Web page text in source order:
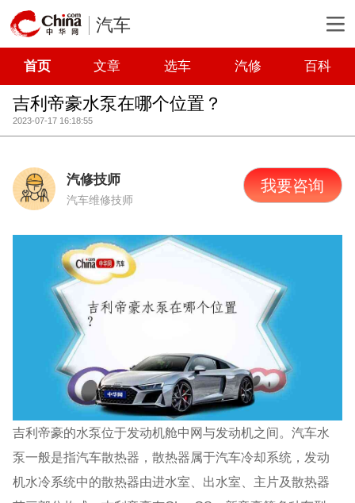
汽车
首页 文章 选车 汽修 百科
吉利帝豪水泵在哪个位置？
2023-07-17 16:18:55
汽修技师
汽车维修技师
我要咨询
吉利帝豪的水泵位于发动机舱中网与发动机之间。汽车水
泵一般是指汽车散热器，散热器属于汽车冷却系统，发动
机水冷系统中的散热器由进水室、出水室、主片及散热器